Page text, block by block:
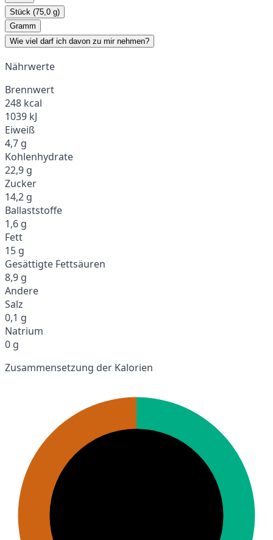
Stück (75,0 g)
Gramm
Wie viel darf ich davon zu mir nehmen?
Nährwerte
Brennwert
248 kcal
1039 kJ
Eiweiß
4,7 g
Kohlenhydrate
22,9 g
Zucker
14,2 g
Ballaststoffe
1,6 g
Fett
15 g
Gesättigte Fettsäuren
8,9 g
Andere
Salz
0,1 g
Natrium
0 g
Zusammensetzung der Kalorien